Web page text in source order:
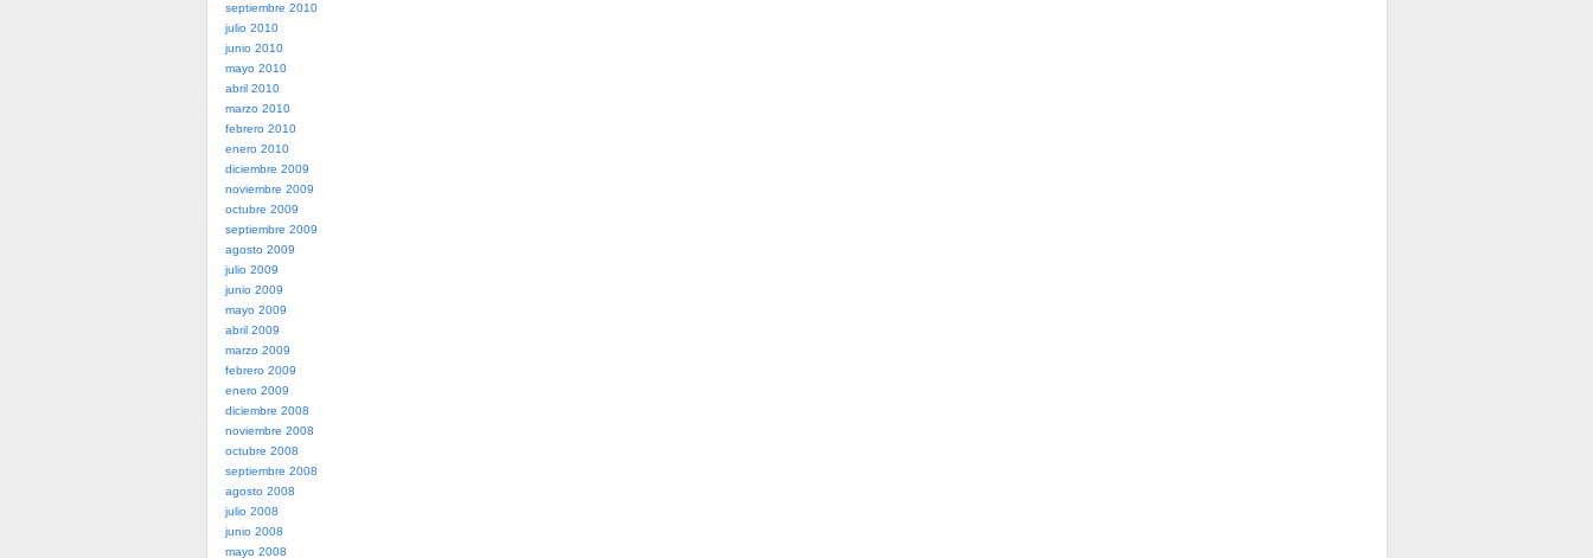
septiembre 2010
julio 2010
junio 2010
mayo 2010
abril 2010
marzo 2010
febrero 2010
enero 2010
diciembre 2009
noviembre 2009
octubre 2009
septiembre 2009
agosto 2009
julio 2009
junio 2009
mayo 2009
abril 2009
marzo 2009
febrero 2009
enero 2009
diciembre 2008
noviembre 2008
octubre 2008
septiembre 2008
agosto 2008
julio 2008
junio 2008
mayo 2008